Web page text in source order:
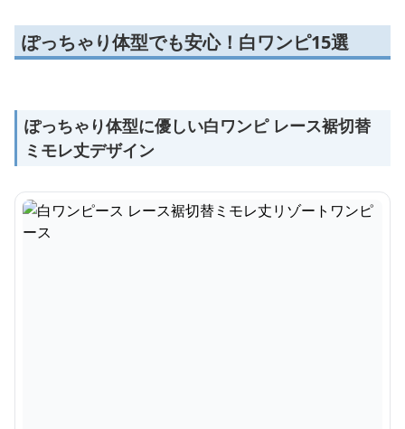
ぽっちゃり体型でも安心！白ワンピ15選
ぽっちゃり体型に優しい白ワンピ レース裾切替
ミモレ丈デザイン